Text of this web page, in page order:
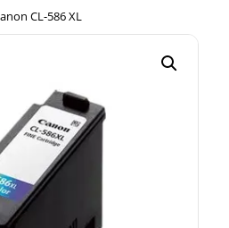
CL-586 XL